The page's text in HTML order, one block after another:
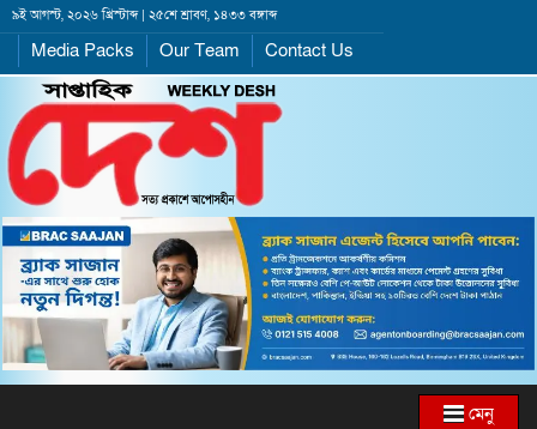
৯ই আগস্ট, ২০২৬ খ্রিস্টাব্দ | ২৫শে শ্রাবণ, ১৪৩৩ বঙ্গাব্দ
Media Packs Our Team Contact Us
মেনু